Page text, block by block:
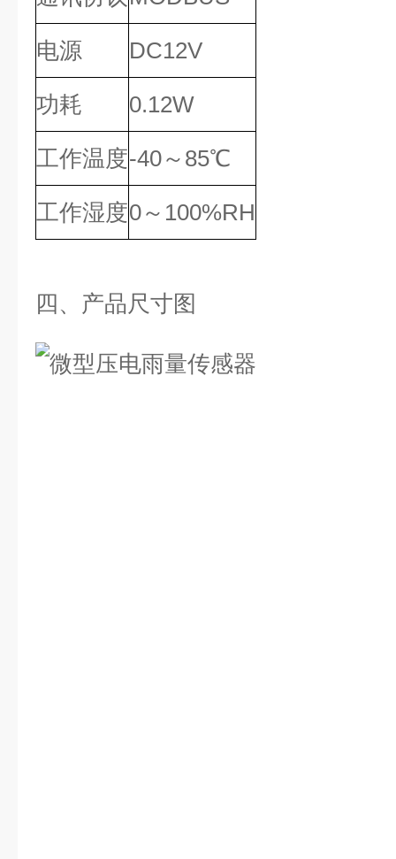
电源 DC12V
功耗 0.12W
工作温度-40～85℃
工作湿度0～100%RH
四、产品尺寸图